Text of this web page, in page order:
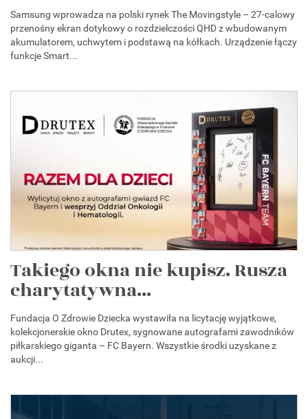
Samsung wprowadza na polski rynek The Movingstyle – 27-calowy
przenośny ekran dotykowy o rozdzielczości QHD z wbudowanym
akumulatorem, uchwytem i podstawą na kółkach. Urządzenie łączy
funkcje Smart...
Takiego okna nie kupisz. Rusza
charytatywna...
Fundacja O Zdrowie Dziecka wystawiła na licytację wyjątkowe,
kolekcjonerskie okno Drutex, sygnowane autografami zawodników
piłkarskiego giganta – FC Bayern. Wszystkie środki uzyskane z
aukcji...